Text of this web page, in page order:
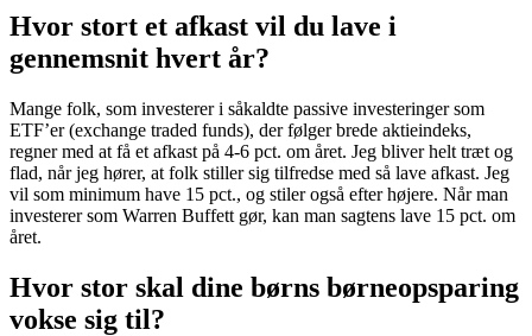
Hvor stort et afkast vil du lave i
gennemsnit hvert år?
Mange folk, som investerer i såkaldte passive investeringer som
ETF’er (exchange traded funds), der følger brede aktieindeks,
regner med at få et afkast på 4-6 pct. om året. Jeg bliver helt træt og
flad, når jeg hører, at folk stiller sig tilfredse med så lave afkast. Jeg
vil som minimum have 15 pct., og stiler også efter højere. Når man
investerer som Warren Buffett gør, kan man sagtens lave 15 pct. om
året.
Hvor stor skal dine børns børneopsparing
vokse sig til?